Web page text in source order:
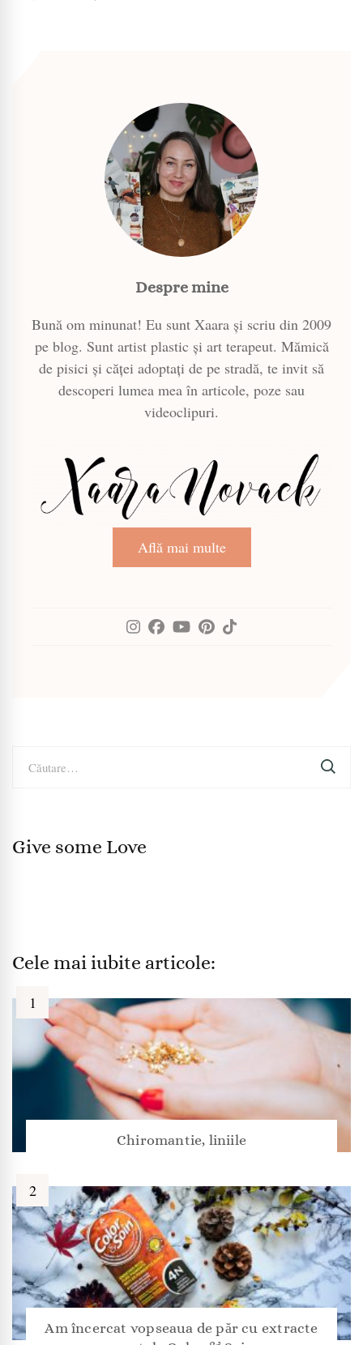
Despre mine
Bună om minunat! Eu sunt Xaara și scriu din 2009
pe blog. Sunt artist plastic și art terapeut. Mămică
de pisici și căței adoptați de pe stradă, te invit să
descoperi lumea mea în articole, poze sau
videoclipuri.
Află mai multe
după:
Give some Love
Cele mai iubite articole:
Chiromantie, liniile
Am încercat vopseaua de păr cu extracte